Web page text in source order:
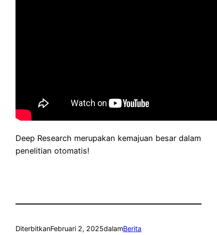
Deep Research merupakan kemajuan besar dalam
penelitian otomatis!
DiterbitkanFebruari 2, 2025dalamBerita